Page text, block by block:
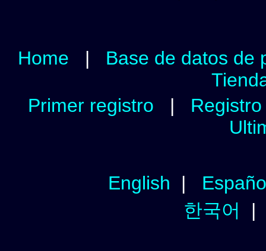
Home | Base de datos de
Primer registro |
English |
한국어